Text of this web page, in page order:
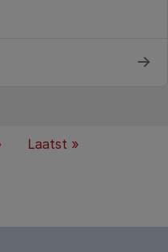
→
Laatste
Laatst »